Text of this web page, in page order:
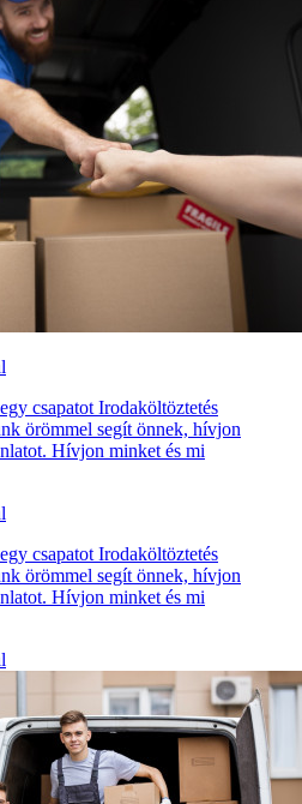
csapatot Irodaköltöztetés
örömmel segít önnek, hívjon
Hívjon minket és mi
csapatot Irodaköltöztetés
örömmel segít önnek, hívjon
Hívjon minket és mi